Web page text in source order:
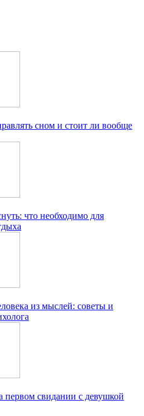
сном и стоит ли вообще
что необходимо для
из мыслей: советы и
первом свидании с девушкой